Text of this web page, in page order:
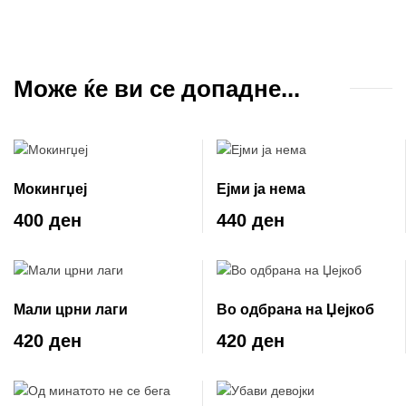
Може ќе ви се допадне...
Мокингџеј
400 ден
Ејми ја нема
440 ден
Мали црни лаги
420 ден
Во одбрана на Џејкоб
420 ден